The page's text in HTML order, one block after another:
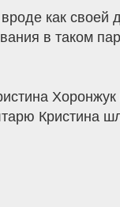
как своей
в таком
Хоронжук
Кристина